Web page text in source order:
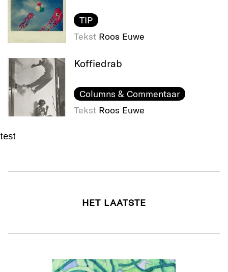
TIP
Tekst Roos Euwe
Koffiedrab
Columns & Commentaar
Tekst Roos Euwe
test
HET LAATSTE